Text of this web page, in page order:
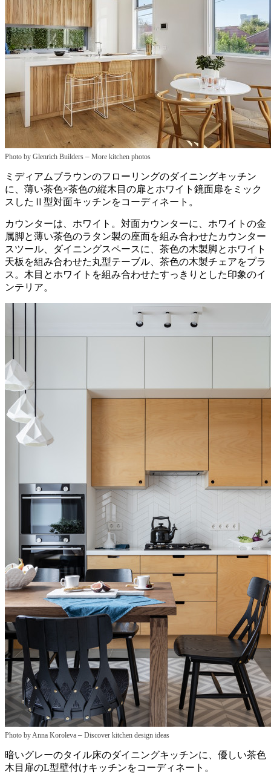
Photo by Glenrich Builders – More kitchen photos
ミディアムブラウンのフローリングのダイニングキッチン
に、薄い茶色×茶色の縦木目の扉とホワイト鏡面扉をミック
スしたⅡ型対面キッチンをコーディネート。
カウンターは、ホワイト。対面カウンターに、ホワイトの金
属脚と薄い茶色のラタン製の座面を組み合わせたカウンター
スツール、ダイニングスペースに、茶色の木製脚とホワイト
天板を組み合わせた丸型テーブル、茶色の木製チェアをプラ
ス。木目とホワイトを組み合わせたすっきりとした印象のイ
ンテリア。
Photo by Anna Koroleva – Discover kitchen design ideas
暗いグレーのタイル床のダイニングキッチンに、優しい茶色
木目扉のL型壁付けキッチンをコーディネート。